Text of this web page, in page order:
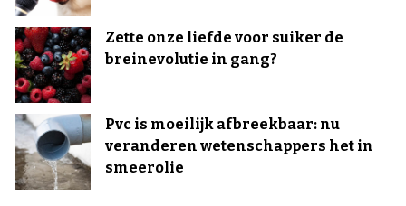
Zette onze liefde voor suiker de
breinevolutie in gang?
Pvc is moeilijk afbreekbaar: nu
veranderen wetenschappers het in
smeerolie